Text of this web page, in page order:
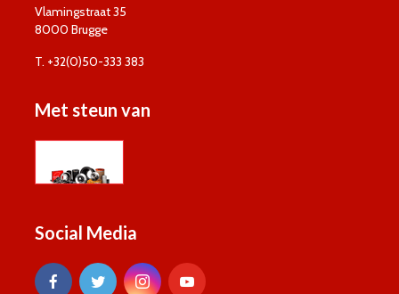
Vlamingstraat 35
8000 Brugge
T. +32(0)50-333 383
Met steun van
Social Media